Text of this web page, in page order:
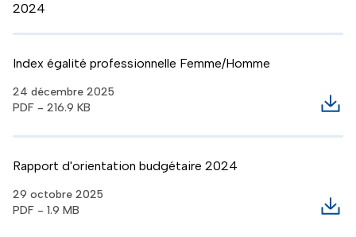
2024
Index égalité professionnelle Femme/Homme
24 décembre 2025
PDF - 216.9 KB
Rapport d'orientation budgétaire 2024
29 octobre 2025
PDF - 1.9 MB